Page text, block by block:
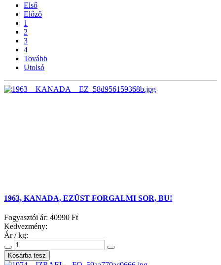
Első
Előző
1
2
3
4
Tovább
Utolsó
1963, KANADA, EZÜST FORGALMI SOR, BU!
Fogyasztói ár: 40990 Ft
Kedvezmény:
Ár / kg: